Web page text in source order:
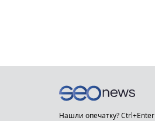
Нашли опечатку? Ctrl+Enter